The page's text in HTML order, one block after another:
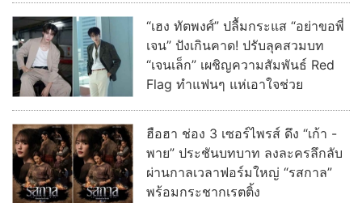
“เฮง ทัตพงศ์” ปลื้มกระแส “อย่าขอพี่
เจน” ปังเกินคาด! ปรับลุคสวมบท
“เจนเล็ก” เผชิญความสัมพันธ์ Red
Flag ทำแฟนๆ แห่เอาใจช่วย
ฮือฮา ช่อง 3 เซอร์ไพรส์ ดึง “เก้า -
พาย” ประชันบทบาท ลงละครลึกลับ
ผ่านกาลเวลาฟอร์มใหญ่ “รสกาล”
พร้อมกระชากเรตติ้ง